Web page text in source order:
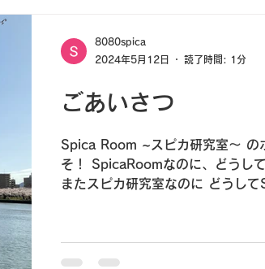
ごあいさつ
Spica Room ~スピカ研究室～ の
そ！ SpicaRoomなのに、どうし
またスピカ研究室なのに どうし
8080spica
2024年5月12日
読了時間: 1分